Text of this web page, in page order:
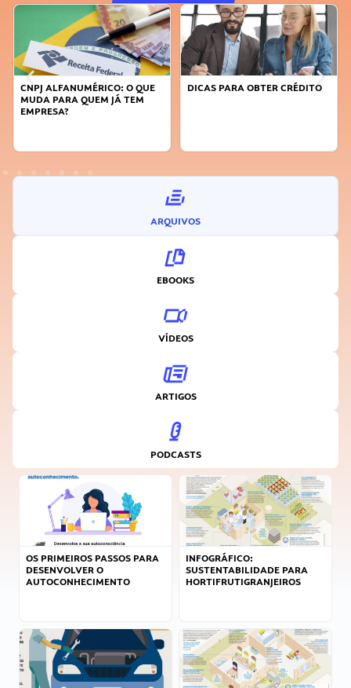
CNPJ ALFANUMÉRICO: O QUE
MUDA PARA QUEM JÁ TEM
EMPRESA?
DICAS PARA OBTER CRÉDITO
ARQUIVOS
EBOOKS
VÍDEOS
ARTIGOS
PODCASTS
OS PRIMEIROS PASSOS PARA
DESENVOLVER O
AUTOCONHECIMENTO
INFOGRÁFICO:
SUSTENTABILIDADE PARA
HORTIFRUTIGRANJEIROS